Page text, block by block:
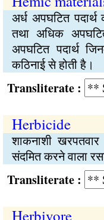
अर्ध अपघटित
तथा अधिक
अपघटित पदार्थ
कठिनाई से होती है।
:
Herbicide
शाकनाशी
संदमित करने वाला
:
Herbivore